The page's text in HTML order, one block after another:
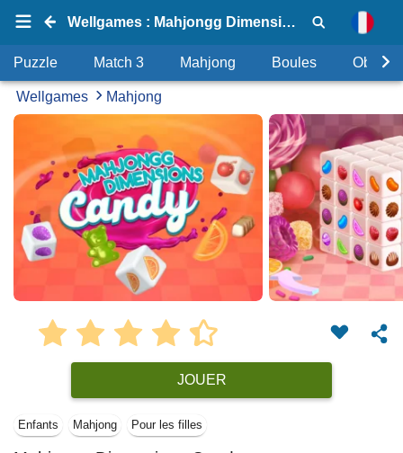
Wellgames : Mahjongg Dimensions Candy
Puzzle Match 3 Mahjong Boules Objets
Wellgames Mahjong
JOUER
Enfants Mahjong Pour les filles